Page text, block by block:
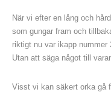
När vi efter en lång och
som gungar fram och
riktigt nu var ikapp nummer
Utan att säga något till
Visst vi kan säkert orka gå